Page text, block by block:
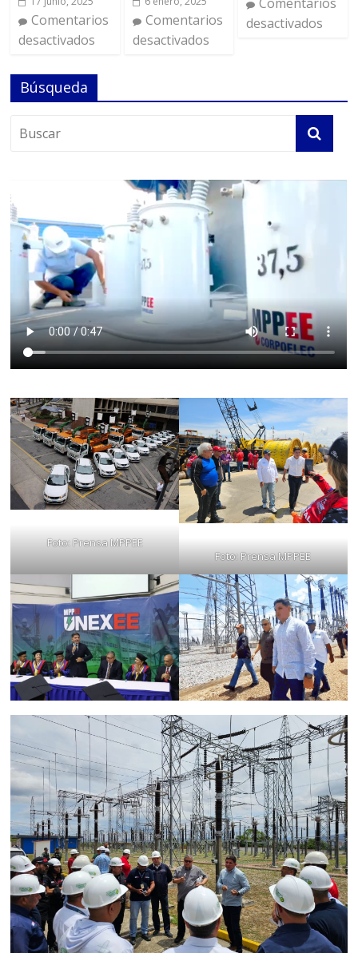
Comentarios
desactivados
Comentarios
desactivados
desactivados
Búsqueda
Foto: Prensa MPPEE
Foto: Prensa MPPEE